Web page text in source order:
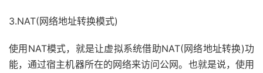
3.NAT(网络地址转换模式)
使用NAT模式，就是让虚拟系统借助NAT(网络地址转换)功
能，通过宿主机器所在的网络来访问公网。也就是说，使用